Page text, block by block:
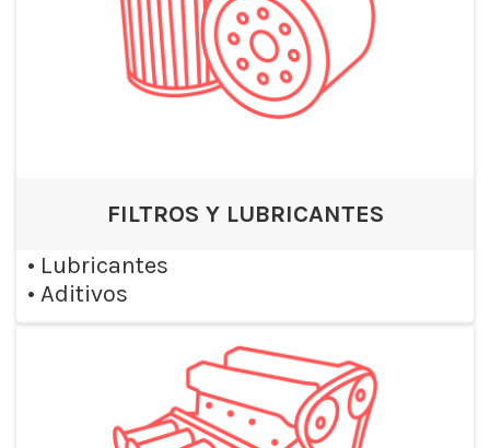
FILTROS Y LUBRICANTES
• Lubricantes
• Aditivos